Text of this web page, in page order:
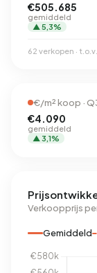
€505.685
gemiddeld
▲ 5,3%
62 verkopen ·
€/m² koop ·
€4.090
gemiddeld
▲ 3,1%
Verkoopprijs
Gemiddeld